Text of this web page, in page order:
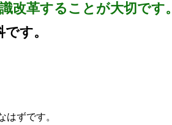
改革することが大切です。
す。
ずです。